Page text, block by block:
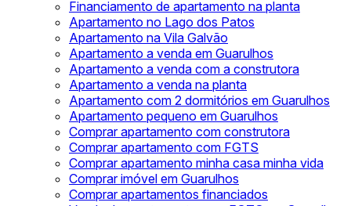
Financiamento de apartamento na planta
Apartamento no Lago dos Patos
Apartamento na Vila Galvão
Apartamento a venda em Guarulhos
Apartamento a venda com a construtora
Apartamento a venda na planta
Apartamento com 2 dormitórios em Guarulhos
Apartamento pequeno em Guarulhos
Comprar apartamento com construtora
Comprar apartamento com FGTS
Comprar apartamento minha casa minha vida
Comprar imóvel em Guarulhos
Comprar apartamentos financiados